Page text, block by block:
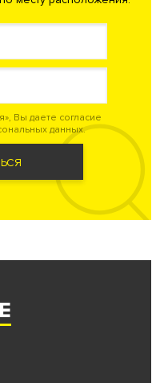
Вы даете согласие
данных.